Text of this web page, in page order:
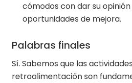
cómodos con dar su
oportunidades de mejora.
Palabras finales
Sí. Sabemos que las
retroalimentación son